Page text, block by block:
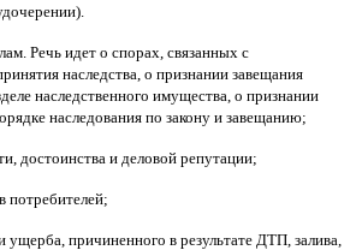
Речь идет о спорах, связанных с
наследства, о признании завещания
наследственного имущества, о признании
наследования по закону и завещанию;
достоинства и деловой репутации;
потребителей;
причиненного в результате ДТП, залива,